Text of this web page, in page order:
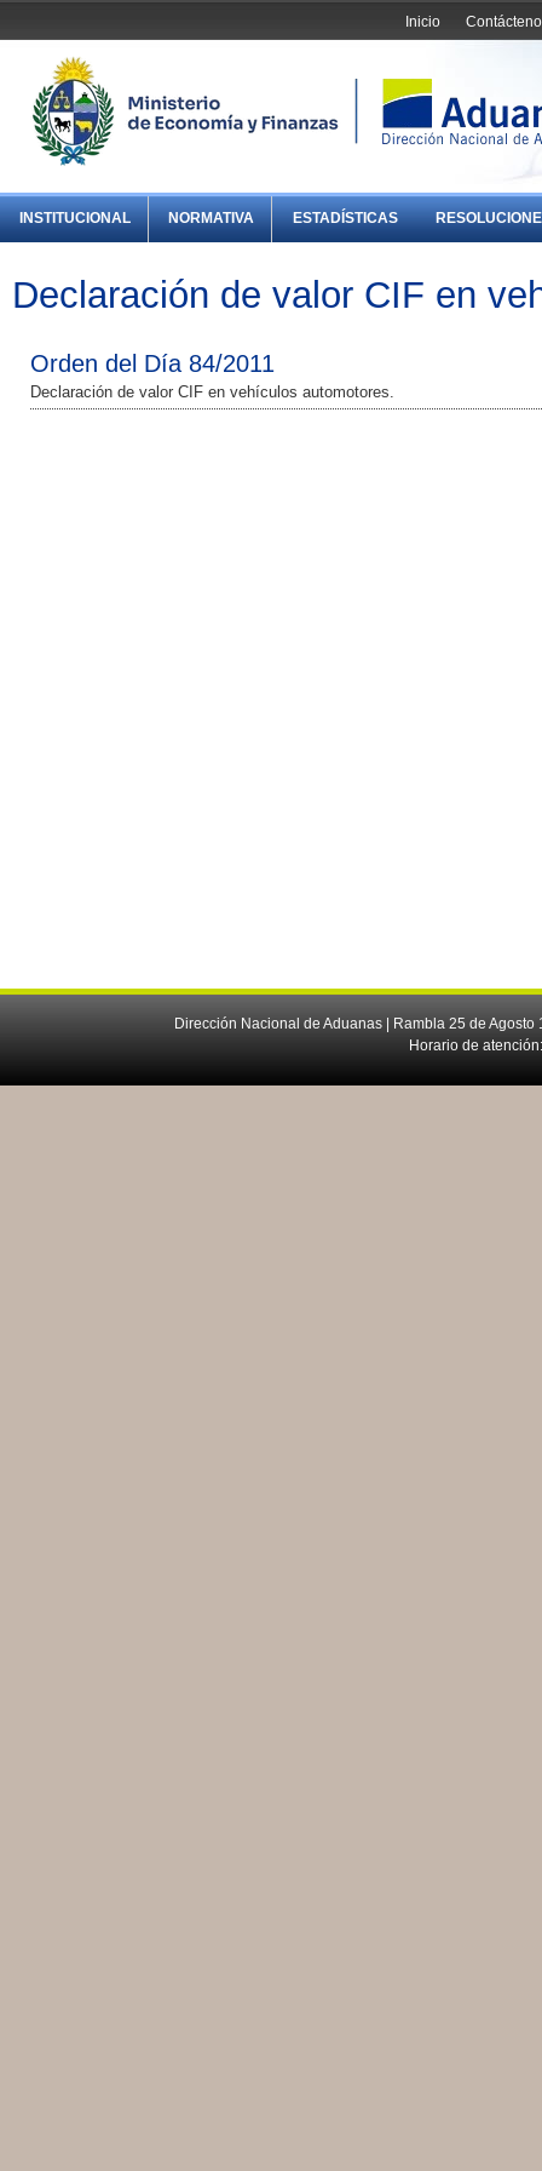
Inicio
INSTITUCIONAL NORMATIVA ESTADÍSTICAS
Declaración de valor CIF en
Orden del Día 84/2011
Declaración de valor CIF en vehículos automotores.
Dirección Nacional de Aduanas | Rambla 25 de
Horario de